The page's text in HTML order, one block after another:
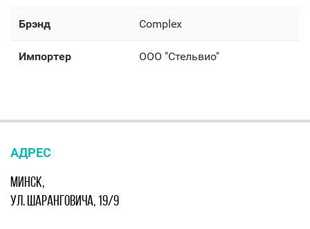
Брэнд Complex
Импортер OOO "Стельвио"
АДРЕС
МИНСК,
УЛ. ШАРАНГОВИЧА, 19/9